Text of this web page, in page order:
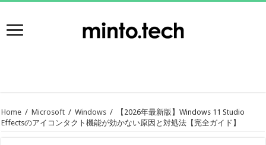
Home / Microsoft / Windows /
【2026年最新版】Windows 11 Studio
Effectsのアイコンタクト機能が効かない原因と対処法【完全ガイド】